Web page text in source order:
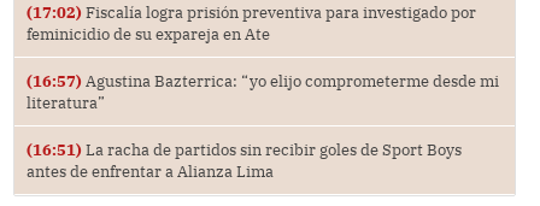
(17:02) Fiscalía logra prisión preventiva para investigado por
feminicidio de su expareja en Ate
(16:57) Agustina Bazterrica: “yo elijo comprometerme desde mi
literatura”
(16:51) La racha de partidos sin recibir goles de Sport Boys
antes de enfrentar a Alianza Lima